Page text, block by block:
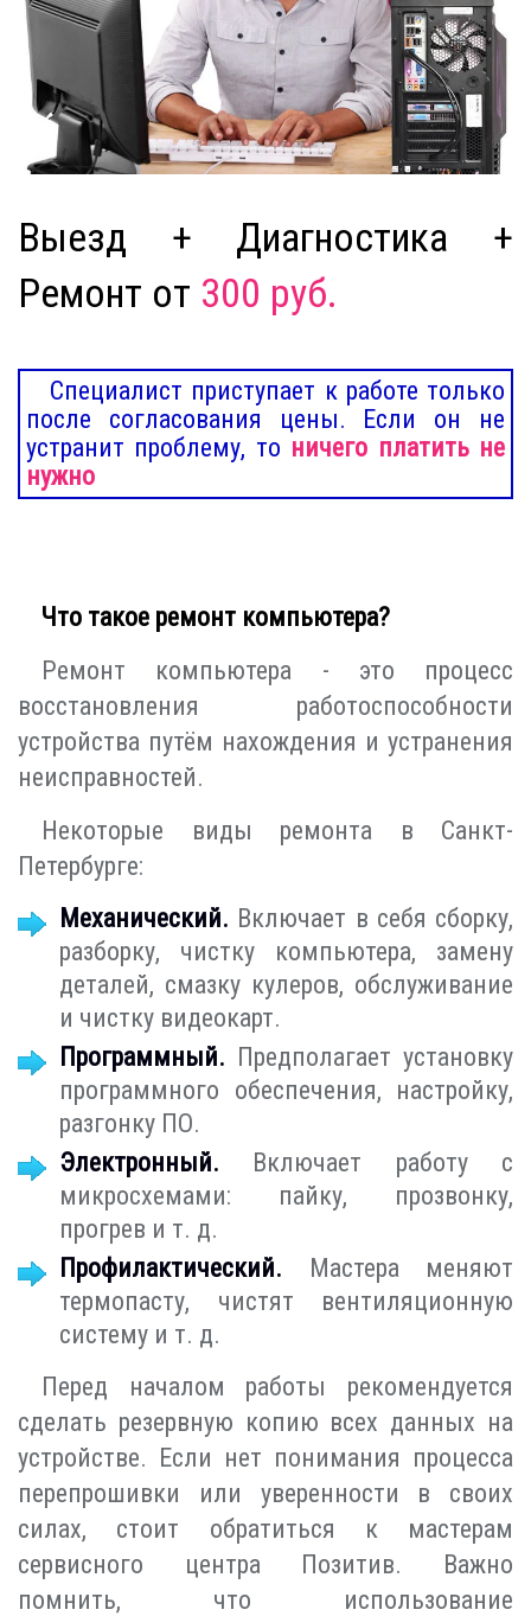
Выезд + Диагностика +
Ремонт от 300 руб.
Специалист приступает к работе только
после согласования цены. Если он не
устранит проблему, то ничего платить не
нужно
Что такое ремонт компьютера?
Ремонт компьютера - это процесс
восстановления работоспособности
устройства путём нахождения и устранения
неисправностей.
Некоторые виды ремонта в Санкт-
Петербурге:
Механический. Включает в себя сборку,
разборку, чистку компьютера, замену
деталей, смазку кулеров, обслуживание
и чистку видеокарт.
Программный. Предполагает установку
программного обеспечения, настройку,
разгонку ПО.
Электронный. Включает работу с
микросхемами: пайку, прозвонку,
прогрев и т. д.
Профилактический. Мастера меняют
термопасту, чистят вентиляционную
систему и т. д.
Перед началом работы рекомендуется
сделать резервную копию всех данных на
устройстве. Если нет понимания процесса
перепрошивки или уверенности в своих
силах, стоит обратиться к мастерам
сервисного центра Позитив. Важно
помнить, что использование